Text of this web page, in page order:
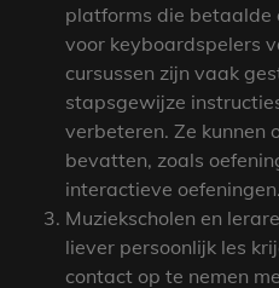
platforms die betaalde
voor keyboardspelers
cursussen zijn vaak
stapsgewijze
verbeteren. Ze kunnen
bevatten, zoals
interactieve oefeningen.
Muziekscholen en
liever persoonlijk les
contact op te nemen